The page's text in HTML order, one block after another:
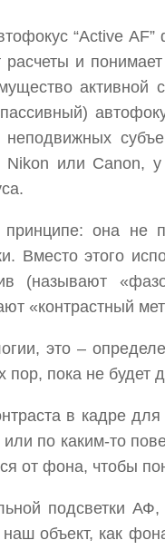
“Active
и
или Canon, у
она не
Вместо этого
(называют
«контрастный
это –
пока не будет
в кадре
по каким-то
от фона, чтобы
подсветки
объект, как